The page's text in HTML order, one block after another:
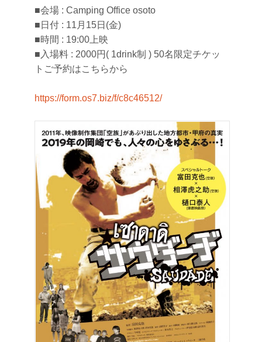
■会場 : Camping Office osoto
■日付 : 11月15日(金)
■時間 : 19:00上映
■入場料 : 2000円( 1drink制 ) 50名限定チケッ
トご予約はこちらから
https://form.os7.biz/f/c8c46512/